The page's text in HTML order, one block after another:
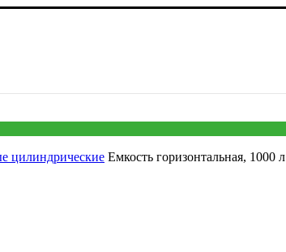
любую погоду 55 - 15 - 20
цилиндрические Емкость горизонтальная, 1000 л